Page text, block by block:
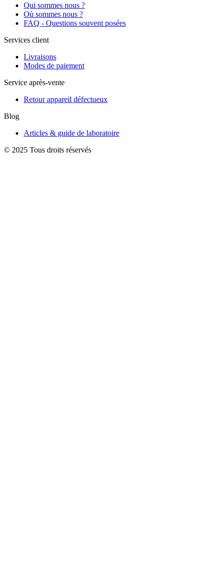
Qui sommes nous ?
Où sommes nous ?
FAQ - Questions souvent posées
Services client
Livraisons
Modes de paiement
Service après-vente
Retour appareil défectueux
Blog
Articles & guide de laboratoire
© 2025 Tous droits réservés